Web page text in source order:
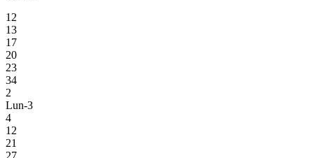
12
13
17
20
23
34
2
Lun-3
4
12
21
27